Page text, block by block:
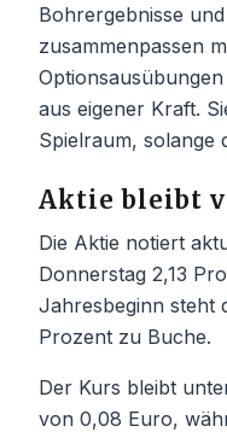
Bohrergebnisse
zusammenpassen
aus eigener Kraft.
Spielraum, solange
Aktie bleibt
Die Aktie notiert
Donnerstag 2,13
Jahresbeginn steht
Prozent zu Buche.
Der Kurs bleibt
von 0,08 Euro,